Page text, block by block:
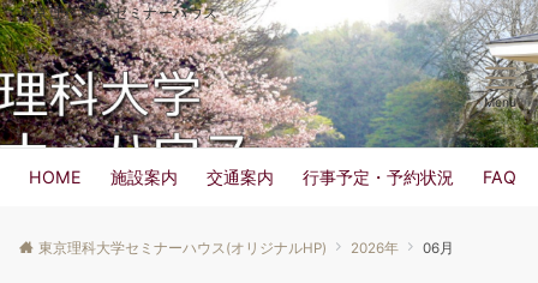
東京理科大学 セミナーハウス
Menu
HOME 施設案内 交通案内 行事予定・予約状況 FAQ
東京理科大学セミナーハウス(オリジナルHP) 2026年 06月